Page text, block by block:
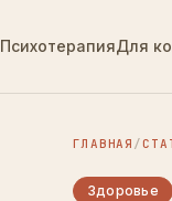
ПсихотерапияДля
ГЛАВНАЯ /
Здоровье